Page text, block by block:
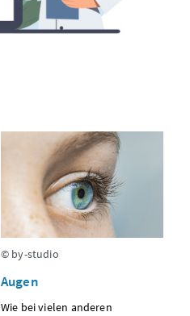
© by-studio
Augen
Wie bei vielen anderen